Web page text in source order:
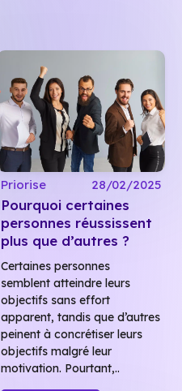
Priorise 28/02/2025
Pourquoi certaines
personnes réussissent
plus que d’autres ?
Certaines personnes
semblent atteindre leurs
objectifs sans effort
apparent, tandis que d’autres
peinent à concrétiser leurs
objectifs malgré leur
motivation. Pourtant,..